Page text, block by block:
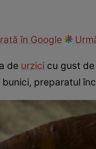
în Google
de urzici cu gust
preparatul